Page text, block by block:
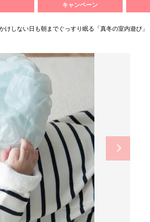
キャンペーン
けしない日も朝までぐっすり眠る「真冬の室内遊び」